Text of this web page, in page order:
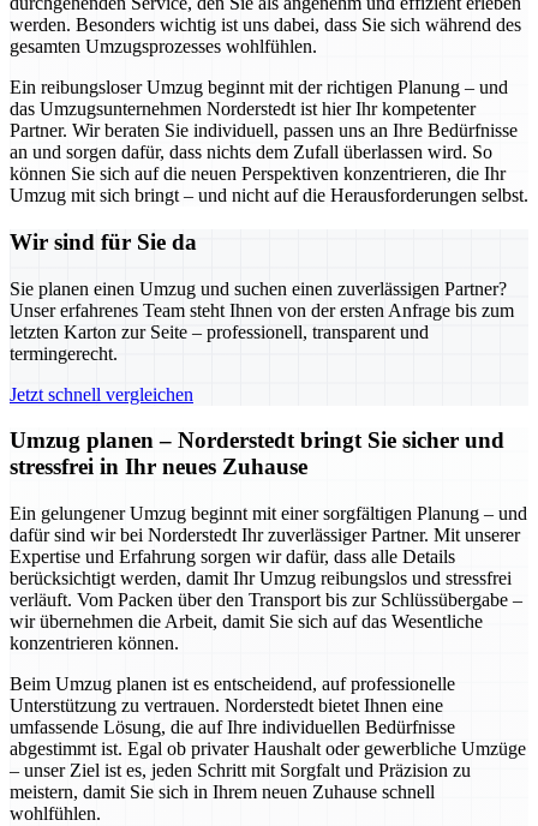
werden. Besonders wichtig ist uns dabei, dass Sie sich während des
gesamten Umzugsprozesses wohlfühlen.
Ein reibungsloser Umzug beginnt mit der richtigen Planung – und
das Umzugsunternehmen Norderstedt ist hier Ihr kompetenter
Partner. Wir beraten Sie individuell, passen uns an Ihre Bedürfnisse
an und sorgen dafür, dass nichts dem Zufall überlassen wird. So
können Sie sich auf die neuen Perspektiven konzentrieren, die Ihr
Umzug mit sich bringt – und nicht auf die Herausforderungen selbst.
Wir sind für Sie da
Sie planen einen Umzug und suchen einen zuverlässigen Partner?
Unser erfahrenes Team steht Ihnen von der ersten Anfrage bis zum
letzten Karton zur Seite – professionell, transparent und
termingerecht.
Jetzt schnell vergleichen
Umzug planen – Norderstedt bringt Sie sicher und
stressfrei in Ihr neues Zuhause
Ein gelungener Umzug beginnt mit einer sorgfältigen Planung – und
dafür sind wir bei Norderstedt Ihr zuverlässiger Partner. Mit unserer
Expertise und Erfahrung sorgen wir dafür, dass alle Details
berücksichtigt werden, damit Ihr Umzug reibungslos und stressfrei
verläuft. Vom Packen über den Transport bis zur Schlüssübergabe –
wir übernehmen die Arbeit, damit Sie sich auf das Wesentliche
konzentrieren können.
Beim Umzug planen ist es entscheidend, auf professionelle
Unterstützung zu vertrauen. Norderstedt bietet Ihnen eine
umfassende Lösung, die auf Ihre individuellen Bedürfnisse
abgestimmt ist. Egal ob privater Haushalt oder gewerbliche Umzüge
– unser Ziel ist es, jeden Schritt mit Sorgfalt und Präzision zu
meistern, damit Sie sich in Ihrem neuen Zuhause schnell
wohlfühlen.